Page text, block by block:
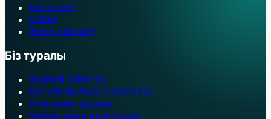
Басты бет
Себет
Жеке кабинет
Біз туралы
ЖАРИЯ ОФЕРТА
ҚҰПИЯЛЫЛЫҚ САЯСАТЫ
Компания туралы
Төлем және қауіпсіздік